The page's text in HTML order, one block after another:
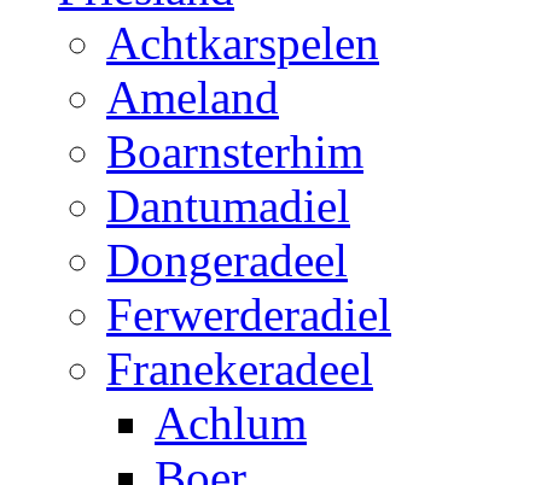
Achtkarspelen
Ameland
Boarnsterhim
Dantumadiel
Dongeradeel
Ferwerderadiel
Franekeradeel
Achlum